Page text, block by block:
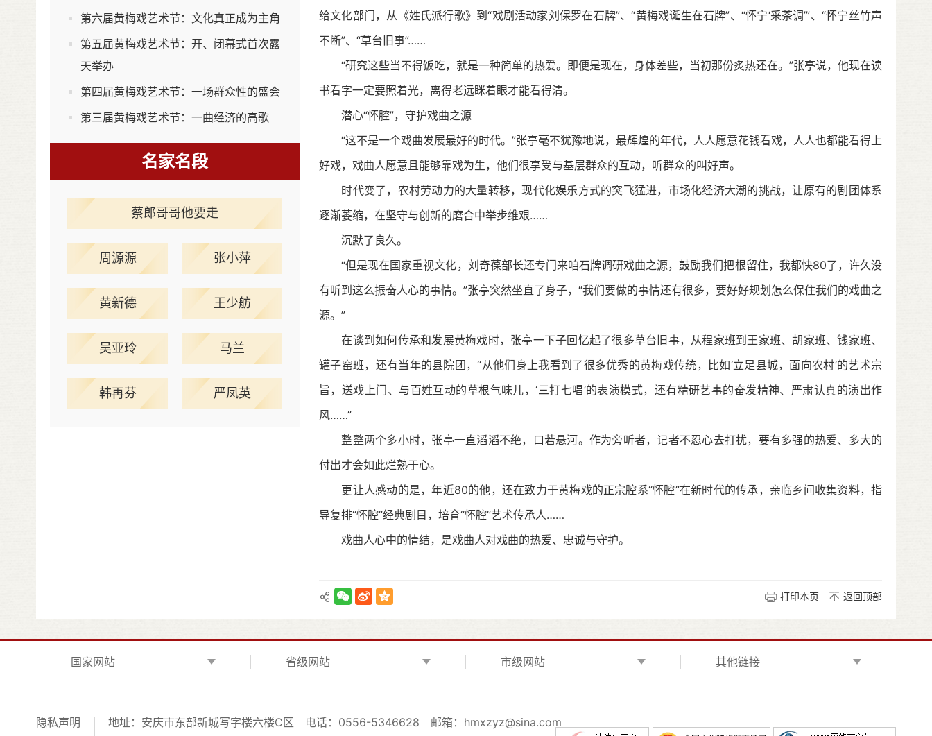
第六届黄梅戏艺术节：文化真正成为主角
第五届黄梅戏艺术节：开、闭幕式首次露
天举办
第四届黄梅戏艺术节：一场群众性的盛会
第三届黄梅戏艺术节：一曲经济的高歌
名家名段
蔡郎哥哥他要走
周源源 张小萍
黄新德 王少舫
吴亚玲 马兰
韩再芬 严凤英
给文化部门，从《姓氏派行歌》到“戏剧活动家刘保罗在石牌”、“黄梅戏诞生在石牌”、“怀宁‘采茶调’”、“怀宁丝竹声
不断”、“草台旧事”……
“研究这些当不得饭吃，就是一种简单的热爱。即便是现在，身体差些，当初那份炙热还在。”张亭说，他现在读
书看字一定要照着光，离得老远眯着眼才能看得清。
潜心“怀腔”，守护戏曲之源
“这不是一个戏曲发展最好的时代。”张亭毫不犹豫地说，最辉煌的年代，人人愿意花钱看戏，人人也都能看得上
好戏，戏曲人愿意且能够靠戏为生，他们很享受与基层群众的互动，听群众的叫好声。
时代变了，农村劳动力的大量转移，现代化娱乐方式的突飞猛进，市场化经济大潮的挑战，让原有的剧团体系
逐渐萎缩，在坚守与创新的磨合中举步维艰……
沉默了良久。
“但是现在国家重视文化，刘奇葆部长还专门来咱石牌调研戏曲之源，鼓励我们把根留住，我都快80了，许久没
有听到这么振奋人心的事情。”张亭突然坐直了身子，“我们要做的事情还有很多，要好好规划怎么保住我们的戏曲之
源。”
在谈到如何传承和发展黄梅戏时，张亭一下子回忆起了很多草台旧事，从程家班到王家班、胡家班、钱家班、
罐子窑班，还有当年的县院团，“从他们身上我看到了很多优秀的黄梅戏传统，比如‘立足县城，面向农村’的艺术宗
旨，送戏上门、与百姓互动的草根气味儿，‘三打七唱’的表演模式，还有精研艺事的奋发精神、严肃认真的演出作
风……”
整整两个多小时，张亭一直滔滔不绝，口若悬河。作为旁听者，记者不忍心去打扰，要有多强的热爱、多大的
付出才会如此烂熟于心。
更让人感动的是，年近80的他，还在致力于黄梅戏的正宗腔系“怀腔”在新时代的传承，亲临乡间收集资料，指
导复排“怀腔”经典剧目，培育“怀腔”艺术传承人……
戏曲人心中的情结，是戏曲人对戏曲的热爱、忠诚与守护。
打印本页 返回顶部
国家网站 省级网站 市级网站 其他链接
隐私声明 地址：安庆市东部新城写字楼六楼C区 电话：0556-5346628 邮箱：hmxzyz@sina.com